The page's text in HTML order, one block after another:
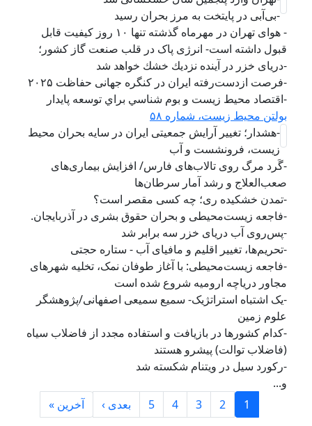
-بی‌آبی در پایتخت به مرز بحران رسید
- هوای تهران در مهرماه گذشته تنها ۱۰ روز کیفیت قابل
قبول داشته است- انرژی پاک در قلب صنعت گاز کشور؛
-دریای خزر در آينده نزديك خشك خواهد شد
-فرصت ازدست‌رفته ایران در کنگره جهانی حفاظت ۲۰۲۵
-اقتصاد محيط زيست و بوم شناسي براي توسعه پايدار
بولتن محیط زیست، شماره ۵۸
-هشدار؛ تغییر آرایش جمعیتی ایران در سایه بحران محیط
زیست، فرونشست و آب
-گَرد مرگ روی تالاب‌های فارس/ افزایش بیماری‌های
صعب‌العلاج و رشد آمار سرطان‌ها
-تمدن خشکیده ری؛ چه کسی مقصر است؟
-فاجعه زیست‌محیطی و بحران حقوق بشری در آذربایجان.
-پس‌روی آب دریای خزر سه برابر شد
-تحریم‌ها، تغییر اقلیم و مافیای آب - ستاره حجتی
-فاجعه زیست‌محیطی: با آغاز طوفان نمک، تخلیه شهرهای
مجاور دریاچه ارومیه شروع شده است
-یک اشتباه استراتژیک- سمیع سمیعی اصفهانی/پژوهشگر
علوم زمین
-کدام کشورها در بازیافت و استفاده مجدد از فاضلاب سیاه
(فاضلاب توالت) پیشرو هستند
-رکورد سیل در ویتنام شکسته شد
و...
Pagination بعدی ›Next page
آخرین »Last page